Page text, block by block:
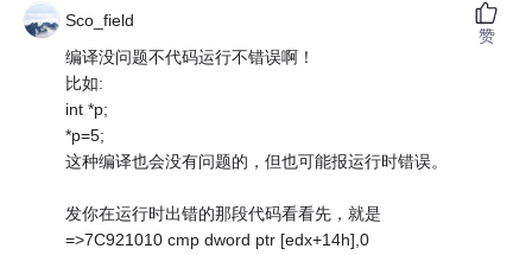
Sco_field
编译没问题不代码运行不错误啊！
比如:
int *p;
*p=5;
这种编译也会没有问题的，但也可能报运行时错误。
发你在运行时出错的那段代码看看先，就是
=>7C921010 cmp dword ptr [edx+14h],0
赞